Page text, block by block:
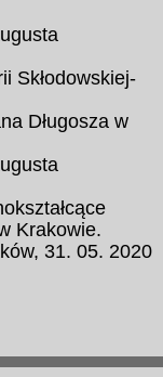
Skłodowskiej-
Długosza w
Krakowie.
31. 05. 2020